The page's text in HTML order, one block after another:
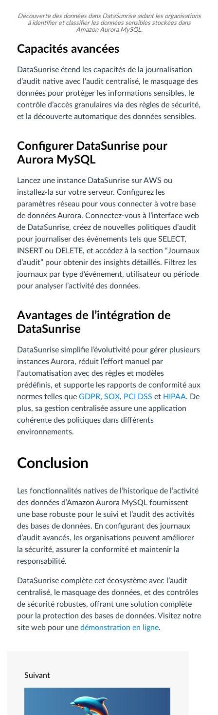
Découverte des données dans DataSunrise aidant les organisations
à identifier et classifier les données sensibles stockées dans
Amazon Aurora MySQL.
Capacités avancées
DataSunrise étend les capacités de la journalisation
d’audit native avec l’audit centralisé, le masquage des
données pour protéger les informations sensibles, le
contrôle d’accès granulaires via des règles de sécurité,
et la découverte automatique des données sensibles.
Configurer DataSunrise pour
Aurora MySQL
Lancez une instance DataSunrise sur AWS ou
installez-la sur votre serveur. Configurez les
paramètres réseau pour vous connecter à votre base
de données Aurora. Connectez-vous à l’interface web
de DataSunrise, créez de nouvelles politiques d’audit
pour journaliser des événements tels que SELECT,
INSERT ou DELETE, et accédez à la section “Journaux
d’audit” pour obtenir des insights détaillés. Filtrez les
journaux par type d’événement, utilisateur ou période
pour analyser l’activité des données.
Avantages de l’intégration de
DataSunrise
DataSunrise simplifie l’évolutivité pour gérer plusieurs
instances Aurora, réduit l’effort manuel par
l’automatisation avec des règles et modèles
prédéfinis, et supporte les rapports de conformité aux
normes telles que GDPR, SOX, PCI DSS et HIPAA. De
plus, sa gestion centralisée assure une application
cohérente des politiques dans différents
environnements.
Conclusion
Les fonctionnalités natives de l’historique de l’activité
des données d’Amazon Aurora MySQL fournissent
une base robuste pour le suivi et l’audit des activités
des bases de données. En configurant des journaux
d’audit avancés, les organisations peuvent améliorer
la sécurité, assurer la conformité et maintenir la
responsabilité.
DataSunrise complète cet écosystème avec l’audit
centralisé, le masquage des données, et des contrôles
de sécurité robustes, offrant une solution complète
pour la protection des bases de données. Visitez notre
site web pour une démonstration en ligne.
Suivant